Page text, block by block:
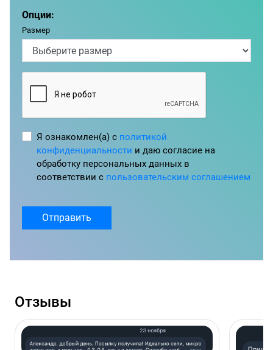
Опции:
Размер
Я ознакомлен(а) с политикой
конфиденциальности и даю согласие на
обработку персональных данных в
соответствии с пользовательским соглашением
Отправить
Отзывы